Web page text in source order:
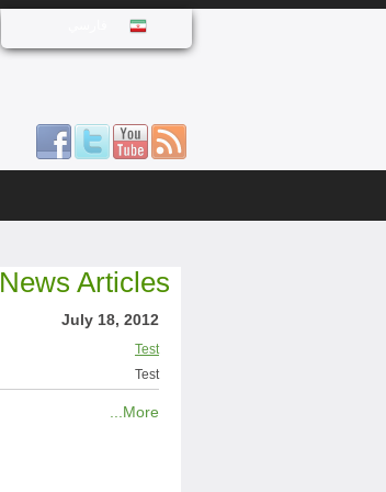
News Articles
July 18, 2012
Test
Test
More...